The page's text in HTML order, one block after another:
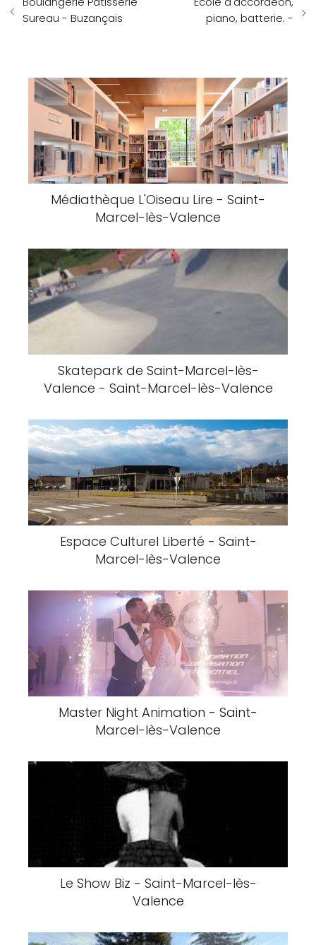
Sureau - Buzançais
piano, batterie. -
Médiathèque L'Oiseau Lire - Saint-
Marcel-lès-Valence
Skatepark de Saint-Marcel-lès-
Valence - Saint-Marcel-lès-Valence
Espace Culturel Liberté - Saint-
Marcel-lès-Valence
Master Night Animation - Saint-
Marcel-lès-Valence
Le Show Biz - Saint-Marcel-lès-
Valence